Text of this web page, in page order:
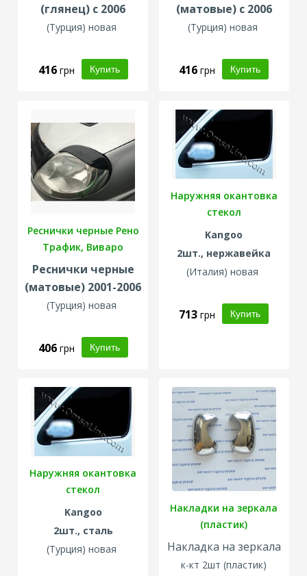
(глянец) с 2006
(Турция) новая
416 грн
(матовые) с 2006
(Турция) новая
416грн
Реснички черные Рено
Трафик, Виваро
Реснички черные
(матовые) 2001-2006
(Турция) новая
406 грн
Наружняя окантовка
стекол
Kangoo
2шт., нержавейка
(Италия) новая
713грн
Наружняя окантовка
стекол
Kangoo
2шт., сталь
(Турция) новая
Накладки на зеркала
(пластик)
Накладка на зеркала
к-кт 2шт (пластик)